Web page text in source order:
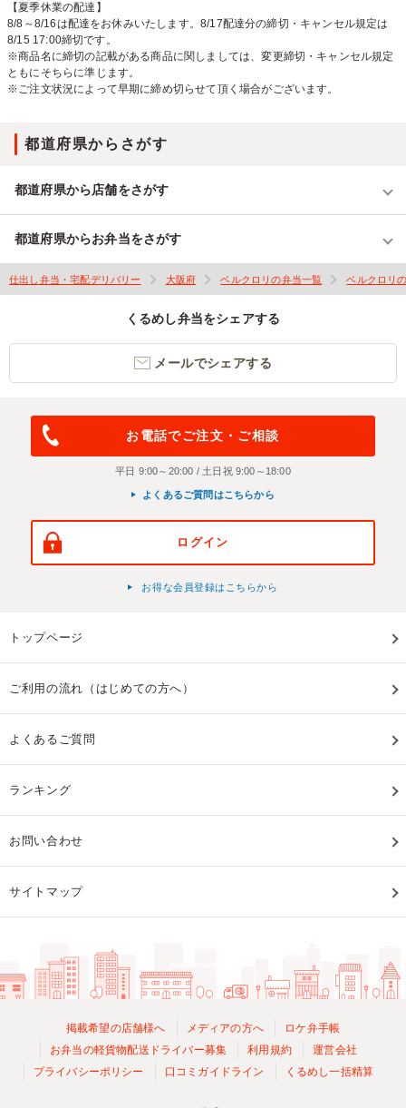
【夏季休業の配達】
8/8～8/16は配達をお休みいたします。8/17配達分の締切・キャンセル規定は
8/15 17:00締切です。
※商品名に締切の記載がある商品に関しましては、変更締切・キャンセル規定
ともにそちらに準じます。
※ご注文状況によって早期に締め切らせて頂く場合がございます。
都道府県からさがす
都道府県から店舗をさがす
都道府県からお弁当をさがす
仕出し弁当・宅配デリバリー 大阪府 ベルクロリの弁当一覧 ベルクロリ
くるめし弁当をシェアする
メールでシェアする
お電話でご注文・ご相談
平日 9:00～20:00 / 土日祝 9:00～18:00
よくあるご質問はこちらから
ログイン
お得な会員登録はこちらから
トップページ
ご利用の流れ（はじめての方へ）
よくあるご質問
ランキング
お問い合わせ
サイトマップ
掲載希望の店舗様へ メディアの方へ
ロケ弁手帳
お弁当の軽貨物配送ドライバー募集
利用規約
運営会社
プライバシーポリシー
口コミガイドライン くるめし一括精算